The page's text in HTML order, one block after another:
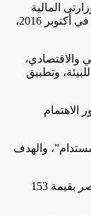
المالية
والكهرباء والطاقة المتجددة، وذلك لدعم تطوير قطاع الكهرباء، وفقًا للأهداف الموضحة في استراتيجية المتكاملة للطاقة المستدامة حتى عام 2035 التي اعتمدتها حكومة جمهورية مصر العربية في أكتوبر 2016،
والاقتصادي،
وتطبيق
الاهتمام
المستدام”، والهدف
وأشادت الوزيرة بدور الوكالة الفرنسية للتنمية فى مساندة المشروعات التنموية فى مصر، حيث تبلغ محفظة التعاون الجارية نحو 826.3 مليون يورو، كما تدير فرنسا منح من الاتحاد الأوروبى لمصر بقيمة 153